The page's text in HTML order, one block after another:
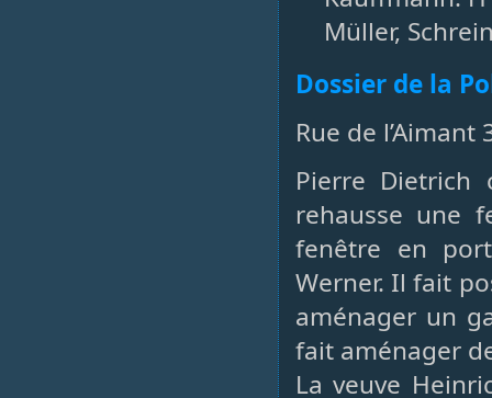
Müller,
Dossier de la
Rue de l’Aimant
Pierre
rehausse une
fenêtre en
Werner. Il fait
aménager un
fait aménager
La veuve